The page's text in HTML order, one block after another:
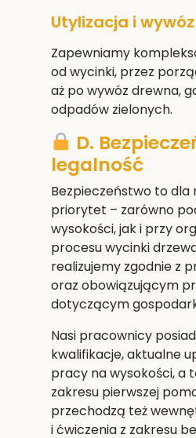
Utylizacja i
Zapewniamy
od wycinki, przez
aż po wywóz drewna,
odpadów zielonych.
D.
legalność
Bezpieczeństwo to dla
priorytet – zarówno
wysokości, jak i przy
procesu wycinki
realizujemy zgodnie z
oraz obowiązującym
dotyczącym
Nasi pracownicy
kwalifikacje, aktualne
pracy na wysokości, a
zakresu pierwszej
przechodzą też
i ćwiczenia z zakresu